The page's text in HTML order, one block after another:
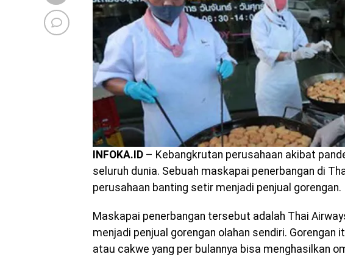
INFOKA.ID – Kebangkrutan perusahaan akibat
seluruh dunia. Sebuah maskapai penerbangan di
perusahaan banting setir menjadi penjual gorengan.
Maskapai penerbangan tersebut adalah Thai
menjadi penjual gorengan olahan sendiri.
atau cakwe yang per bulannya bisa menghasilkan